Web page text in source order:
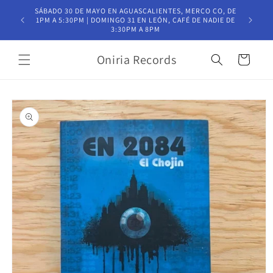
directamente
al contenido
SÁBADO 30 DE MAYO EN AGUASCALIENTES, MERCO CO, DE
1PM A 5:30PM | DOMINGO 31 EN LEÓN, CAFÉ DE NADIE DE
3:30PM A 8PM
Oniria Records Carrito
directamente
a la
información
del producto